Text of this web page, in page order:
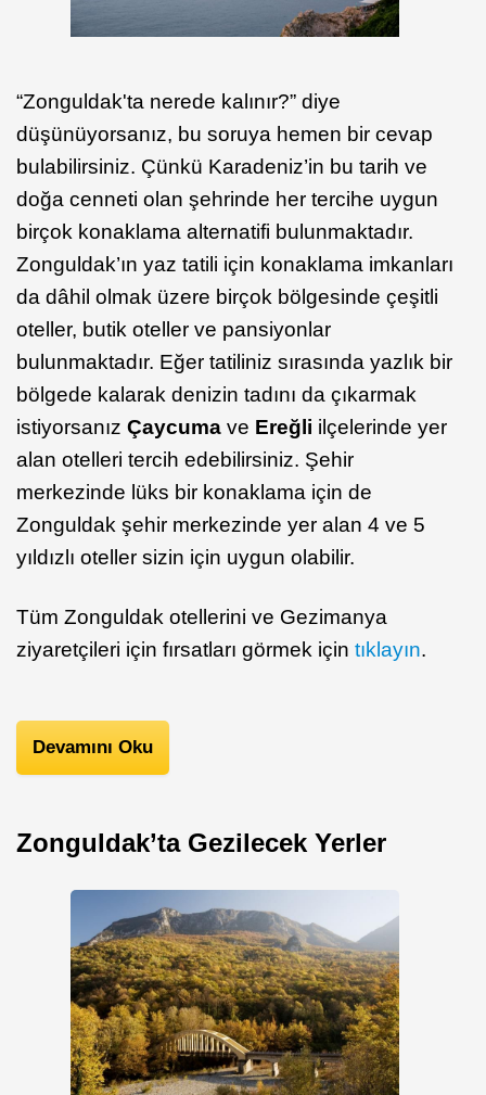
“Zonguldak'ta nerede kalınır?” diye
düşünüyorsanız, bu soruya hemen bir cevap
bulabilirsiniz. Çünkü Karadeniz’in bu tarih ve
doğa cenneti olan şehrinde her tercihe uygun
birçok konaklama alternatifi bulunmaktadır.
Zonguldak’ın yaz tatili için konaklama imkanları
da dâhil olmak üzere birçok bölgesinde çeşitli
oteller, butik oteller ve pansiyonlar
bulunmaktadır. Eğer tatiliniz sırasında yazlık bir
bölgede kalarak denizin tadını da çıkarmak
istiyorsanız Çaycuma ve Ereğli ilçelerinde yer
alan otelleri tercih edebilirsiniz. Şehir
merkezinde lüks bir konaklama için de
Zonguldak şehir merkezinde yer alan 4 ve 5
yıldızlı oteller sizin için uygun olabilir.
Tüm Zonguldak otellerini ve Gezimanya
ziyaretçileri için fırsatları görmek için tıklayın.
Devamını Oku
Zonguldak’ta Gezilecek Yerler